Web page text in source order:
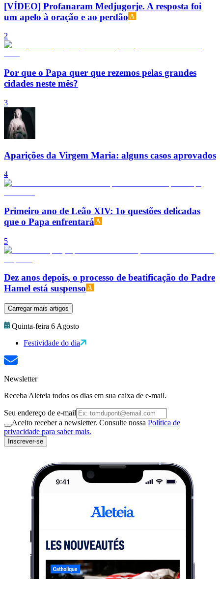
[VÍDEO] Profanaram Medjugorje. A resposta foi
um apelo à oração e ao perdão
2
Por que o Papa quer que rezemos pelas grandes
cidades neste mês?
3
Aparições da Virgem Maria: alguns casos aprovados
4
Primeiro ano de Leão XIV: 1o questões delicadas
que o Papa enfrentará
5
Dez anos depois, o processo de beatificação do Padre
Hamel está suspenso
Carregar mais artigos
Quinta-feira 6 Agosto
Festividade do dia
Newsletter
Receba Aleteia todos os dias em sua caixa de e-mail.
Seu endereço de e-mail
Aceito receber a newsletter. Consulte nossa Política de
privacidade para saber mais.
Inscrever-se